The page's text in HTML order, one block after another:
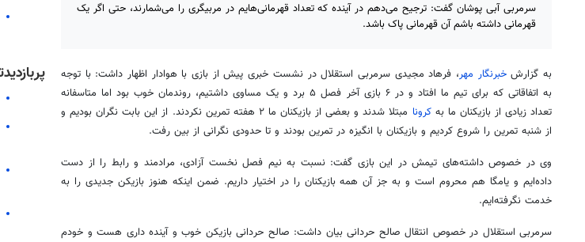
سرمربی آبی پوشان گفت: ترجیح می‌دهم در آینده که تعداد قهرمانی‌هایم در مربیگری را می‌شمارند، حتی اگر یک
قهرمانی داشته باشم آن قهرمانی پاک باشد.
به گزارشخبرنگار مهر، فرهاد مجیدی سرمربی استقلال در نشست خبری پیش از بازی با هوادار اظهار داشت: با توجه
به اتفاقاتی که برای تیم ما افتاد و در ۶ بازی آخر فصل ۵ برد و یک مساوی داشتیم، روندمان خوب بود اما متاسفانه
تعداد زیادی از بازیکنان ما بهکرونا
مبتلا شدند و بعضی از بازیکنان ما ۲ هفته تمرین نکردند. از این بابت نگران بودیم و
از شنبه تمرین را شروع کردیم و بازیکنان با انگیزه در تمرین بودند و تا حدودی نگرانی از بین رفت.
وی در خصوص داشته‌های تیمش در این بازی گفت: نسبت به نیم فصل نخست آزادی، مرادمند و رابط را از دست
داده‌ایم و یامگا هم محروم است و به جز آن همه بازیکنان را در اختیار داریم. ضمن اینکه هنوز بازیکن جدیدی را به
خدمت نگرفته‌ایم.
سرمربی استقلال در خصوص انتقال صالح حردانی بیان داشت: صالح حردانی بازیکن خوب و آینده داری هست و خودم